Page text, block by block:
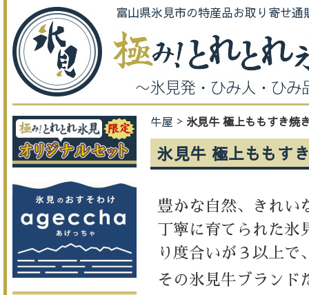
富山県氷見市の特産品お取り寄せ通
牛屋 氷見牛 極上ももすき焼
氷見牛 極上ももす
豊かな自然、きれい
丁寧に育てられた
り度合いが３以上で
その氷見牛ブランド